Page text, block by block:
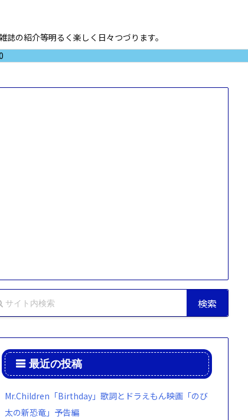
の紹介等明るく楽しく日々つづります。
最近の投稿
Mr.Children「Birthday」歌詞とドラえもん映画「のび
太の新恐竜」予告編